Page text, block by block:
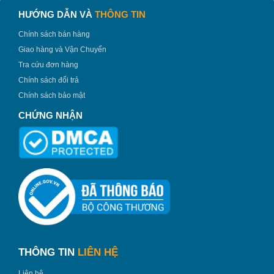
Thời gian giữ nhiệt dài lâu
Người dùng có thể duy trì được nhiệt độ vốn có của thực
phẩm khi đựng bên trong bình, 8 giờ cho món nóng và 24
giờ cho đồ lạnh. Mùi vị, chất dinh dưỡng của thực phẩm sẽ
luôn được đảm bảo suốt cả ngày.
HƯỚNG DẪN VÀ THÔNG TIN
Chính sách bán hàng
Giao hàng và Vận Chuyển
Tra cứu đơn hàng
Chính sách đổi trả
Chính sách bảo mật
CHỨNG NHẬN
THÔNG TIN LIÊN HỆ